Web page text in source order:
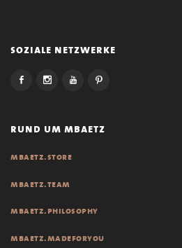
soziale netzwerke
rund um mbaetz
mbaetz.store
mbaetz.team
mbaetz.philosophy
mbaetz.madeforyou